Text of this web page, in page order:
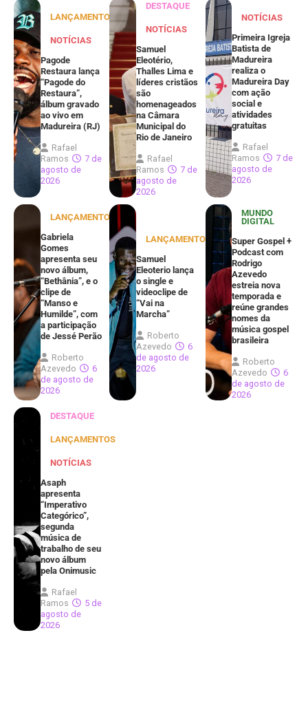
LANÇAMENTOS
NOTÍCIAS
Pagode
Restaura lança
“Pagode do
Restaura”,
álbum gravado
ao vivo em
Madureira (RJ)
Rafael
Ramos
7 de
agosto de
2026
DESTAQUE
NOTÍCIAS
Samuel
Eleotério,
Thalles Lima e
líderes cristãos
são
homenageados
na Câmara
Municipal do
Rio de Janeiro
Rafael
Ramos
7 de
agosto de
2026
NOTÍCIAS
Primeira Igreja
Batista de
Madureira
realiza o
Madureira Day
com ação
social e
atividades
gratuitas
Rafael
Ramos
7 de
agosto de
2026
LANÇAMENTOS
Gabriela
Gomes
apresenta seu
novo álbum,
“Bethânia”, e o
clipe de
“Manso e
Humilde”, com
a participação
de Jessé Perão
Roberto
Azevedo
6
de agosto de
2026
LANÇAMENTOS
Samuel
Eleoterio lança
o single e
videoclipe de
“Vai na
Marcha”
Roberto
Azevedo
6
de agosto de
2026
MUNDO
DIGITAL
Super Gospel +
Podcast com
Rodrigo
Azevedo
estreia nova
temporada e
reúne grandes
nomes da
música gospel
brasileira
Roberto
Azevedo
6
de agosto de
2026
DESTAQUE
LANÇAMENTOS
NOTÍCIAS
Asaph
apresenta
“Imperativo
Categórico”,
segunda
música de
trabalho de seu
novo álbum
pela Onimusic
Rafael
Ramos
5 de
agosto de
2026